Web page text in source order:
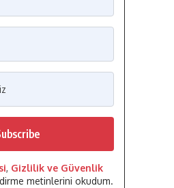
, Gizlilik ve Güvenlik
metinlerini okudum.